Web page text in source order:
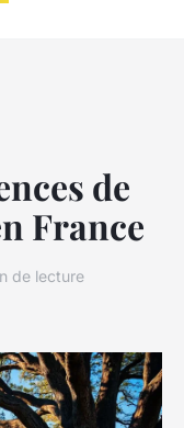
de
France
de lecture